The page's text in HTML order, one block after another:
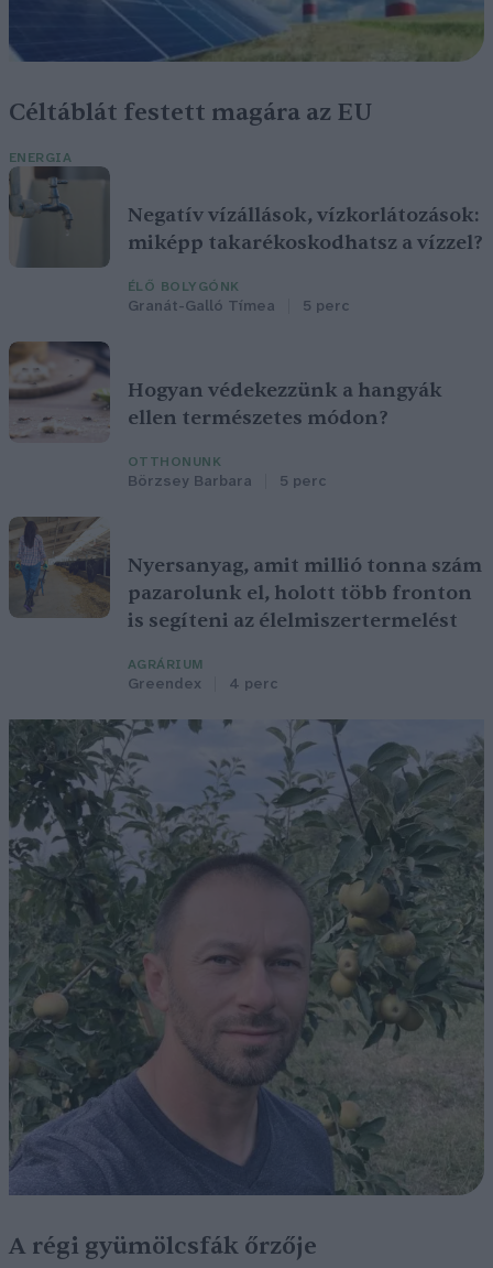
Céltáblát festett magára az EU
ENERGIA
Negatív vízállások, vízkorlátozások:
miképp takarékoskodhatsz a vízzel?
ÉLŐ BOLYGÓNK
Granát-Galló Tímea 5 perc
Hogyan védekezzünk a hangyák
ellen természetes módon?
OTTHONUNK
Börzsey Barbara 5 perc
Nyersanyag, amit millió tonna szám
pazarolunk el, holott több fronton
is segíteni az élelmiszertermelést
AGRÁRIUM
Greendex 4 perc
A régi gyümölcsfák őrzője